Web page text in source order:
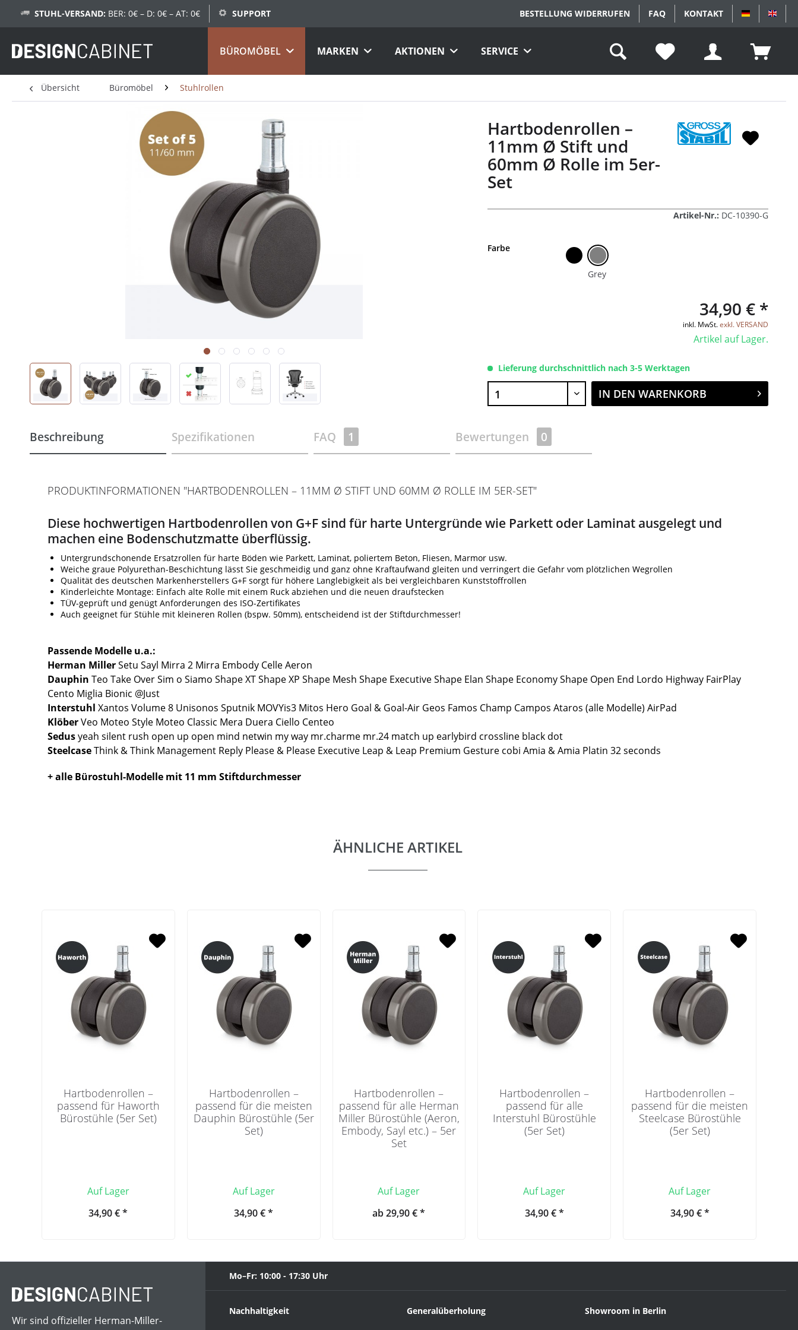
STUHL-VERSAND: BER: 0€ – D: 0€ – AT: 0€ SUPPORT BESTELLUNG WIDERRUFEN FAQ KONTAKT DEUTSCH
BÜROMÖBEL MARKEN AKTIONEN SERVICE
Übersicht Büromöbel Stuhlrollen
Hartbodenrollen –
11mm Ø Stift und
60mm Ø Rolle im 5er-
Set
Artikel-Nr.: DC-10390-G
Farbe
Grey
34,90 € *
inkl. MwSt.exkl. VERSAND
Artikel auf Lager.
Lieferung durchschnittlich nach 3-5 Werktagen
IN DEN WARENKORB
Beschreibung Spezifikationen FAQ 1 Bewertungen 0
PRODUKTINFORMATIONEN "HARTBODENROLLEN – 11MM Ø STIFT UND 60MM Ø ROLLE IM 5ER-SET"
Diese hochwertigen Hartbodenrollen von G+F sind für harte Untergründe wie Parkett oder Laminat ausgelegt und
machen eine Bodenschutzmatte überflüssig.
Untergrundschonende Ersatzrollen für harte Böden wie Parkett, Laminat, poliertem Beton, Fliesen, Marmor usw.
Weiche graue Polyurethan-Beschichtung lässt Sie geschmeidig und ganz ohne Kraftaufwand gleiten und verringert die Gefahr vom plötzlichen Wegrollen
Qualität des deutschen Markenherstellers G+F sorgt für höhere Langlebigkeit als bei vergleichbaren Kunststoffrollen
Kinderleichte Montage: Einfach alte Rolle mit einem Ruck abziehen und die neuen draufstecken
TÜV-geprüft und genügt Anforderungen des ISO-Zertifikates
Auch geeignet für Stühle mit kleineren Rollen (bspw. 50mm), entscheidend ist der Stiftdurchmesser!
Passende Modelle u.a.:
Herman MillerSetu Sayl Mirra 2 Mirra Embody Celle Aeron
Dauphin Teo Take Over Sim o Siamo Shape XT Shape XP Shape Mesh Shape Executive Shape Elan Shape Economy Shape Open End Lordo Highway FairPlay
Cento Miglia Bionic @Just
Interstuhl Xantos Volume 8 Unisonos Sputnik MOVYis3 Mitos Hero Goal & Goal-Air Geos Famos Champ Campos Ataros (alle Modelle) AirPad
KlöberVeo Moteo Style Moteo Classic Mera Duera Ciello Centeo
Sedusyeah silent rush open up open mind netwin my way mr.charme mr.24 match up earlybird crossline black dot
SteelcaseThink & Think Management Reply Please & Please Executive Leap & Leap Premium Gesture cobi Amia & Amia Platin 32 seconds
+ alle Bürostuhl-Modelle mit 11 mm Stiftdurchmesser
ÄHNLICHE ARTIKEL
Hartbodenrollen –
passend für Haworth
Bürostühle (5er Set)
Auf Lager
34,90 € *
Hartbodenrollen –
passend für die meisten
Dauphin Bürostühle (5er
Set)
Auf Lager
34,90 € *
Hartbodenrollen –
passend für alle Herman
Miller Bürostühle (Aeron,
Embody, Sayl etc.) – 5er
Set
Auf Lager
ab 29,90 € *
Hartbodenrollen –
passend für alle
Interstuhl Bürostühle
(5er Set)
Auf Lager
34,90 € *
Hartbodenrollen –
passend für die meisten
Steelcase Bürostühle
(5er Set)
Auf Lager
34,90 € *
Wir sind offizieller Herman-Miller-
Mo–Fr: 10:00 - 17:30 Uhr
Nachhaltigkeit Generalüberholung Showroom in Berlin